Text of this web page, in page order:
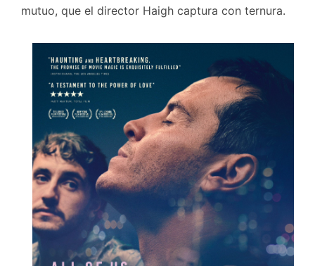
mutuo, que el director Haigh captura con ternura.